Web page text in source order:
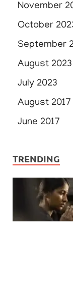
November
October
September
August 2023
July 2023
August 2017
June 2017
TRENDING